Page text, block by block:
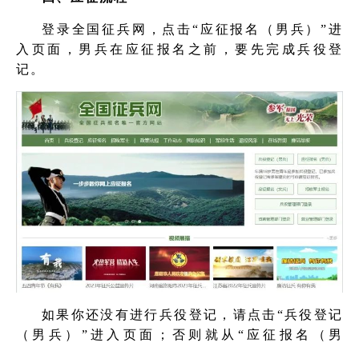
登录全国征兵网，点击“应征报名（男兵）”进
入页面，男兵在应征报名之前，要先完成兵役登
记。
如果你还没有进行兵役登记，请点击“兵役登记
（男兵）”进入页面；否则就从“应征报名（男